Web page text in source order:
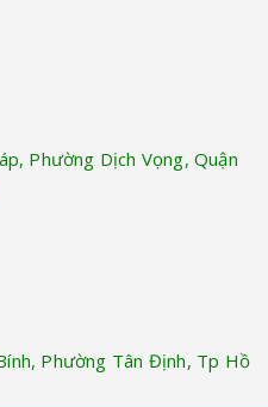
Phường Dịch Vọng, Quận
Phường Tân Định, Tp Hồ